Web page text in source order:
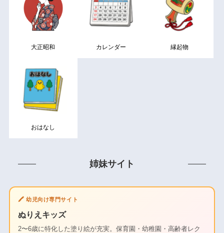
大正昭和 カレンダー 縁起物
おはなし
姉妹サイト
🖍️ 幼児向け専門サイト
ぬりえキッズ
2〜6歳に特化した塗り絵が充実。保育園・幼稚園・高齢者レク